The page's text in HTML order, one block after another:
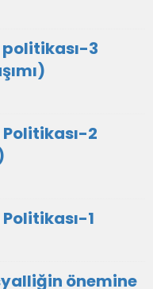
3
2
1
önemine